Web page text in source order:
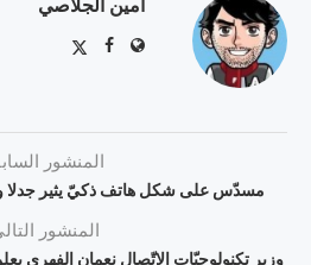
أمين الجلاصي
المنشور
مسدّس على شكل هاتف ذكيّ يثير جدلا
المنشور
وزير تكنولوجيّات الإتّصال نعمان الفهري